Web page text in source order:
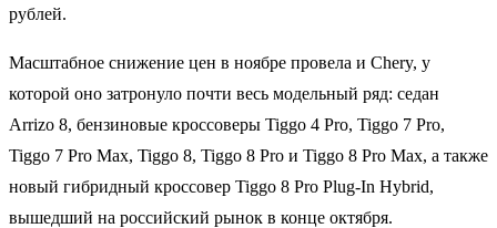
рублей.
Масштабное снижение цен в ноябре провела и Chery, у
которой оно затронуло почти весь модельный ряд: седан
Arrizo 8, бензиновые кроссоверы Tiggo 4 Pro, Tiggo 7 Pro,
Tiggo 7 Pro Max, Tiggo 8, Tiggo 8 Pro и Tiggo 8 Pro Max, а также
новый гибридный кроссовер Tiggo 8 Pro Plug-In Hybrid,
вышедший на российский рынок в конце октября.